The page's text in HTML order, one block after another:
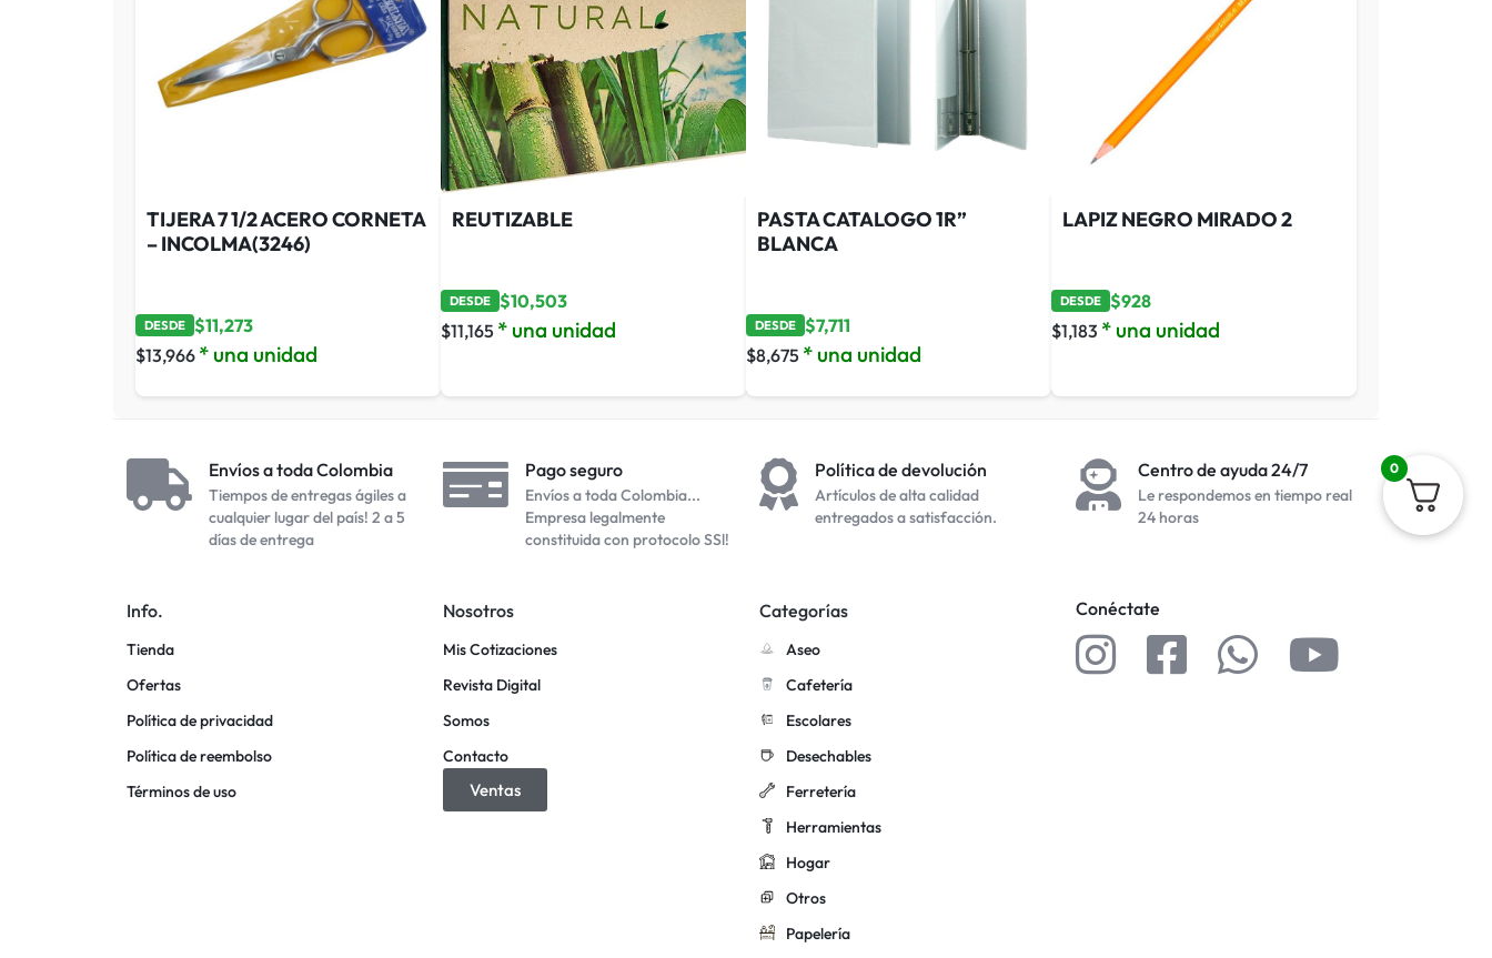
TIJERA 7 1/2 ACERO CORNETA
– INCOLMA(3246)
DESDE $11,273
$13,966 * una unidad
REUTIZABLE
DESDE $10,503
$11,165 * una unidad
PASTA CATALOGO 1R”
BLANCA
DESDE $7,711
$8,675 * una unidad
LAPIZ NEGRO MIRADO 2
DESDE $928
$1,183 * una unidad
Envíos a toda Colombia
Tiempos de entregas ágiles a
cualquier lugar del país! 2 a 5
días de entrega
Pago seguro
Envíos a toda Colombia...
Empresa legalmente
constituida con protocolo SSl!
Política de devolución
Artículos de alta calidad
entregados a satisfacción.
Centro de ayuda 24/7
Le respondemos en tiempo real
24 horas
Info.
Tienda
Ofertas
Política de privacidad
Política de reembolso
Términos de uso
Nosotros
Mis Cotizaciones
Revista Digital
Somos
Contacto
Ventas
Categorías
Aseo
Cafetería
Escolares
Desechables
Ferretería
Herramientas
Hogar
Otros
Papelería
Conéctate
0